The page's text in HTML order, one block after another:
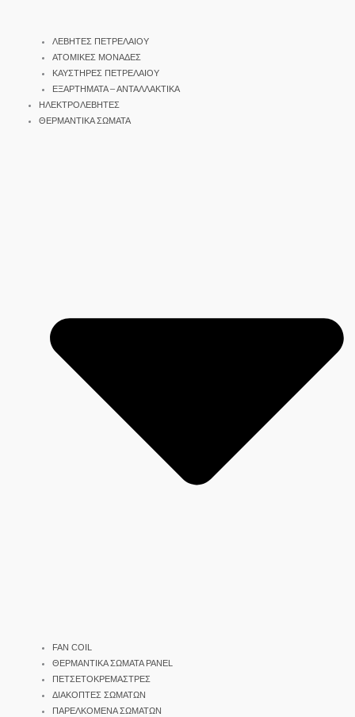
ΛΕΒΗΤΕΣ ΠΕΤΡΕΛΑΙΟΥ
ΑΤΟΜΙΚΕΣ ΜΟΝΑΔΕΣ
ΚΑΥΣΤΗΡΕΣ ΠΕΤΡΕΛΑΙΟΥ
ΕΞΑΡΤΗΜΑΤΑ – ΑΝΤΑΛΛΑΚΤΙΚΑ
ΗΛΕΚΤΡΟΛΕΒΗΤΕΣ
ΘΕΡΜΑΝΤΙΚΑ ΣΩΜΑΤΑ
FAN COIL
ΘΕΡΜΑΝΤΙΚΑ ΣΩΜΑΤΑ PANEL
ΠΕΤΣΕΤΟΚΡΕΜΑΣΤΡΕΣ
ΔΙΑΚΟΠΤΕΣ ΣΩΜΑΤΩΝ
ΠΑΡΕΛΚΟΜΕΝΑ ΣΩΜΑΤΩΝ